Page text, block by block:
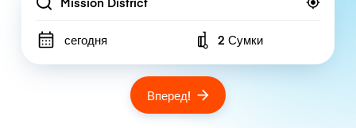
Location
сегодня Number of bags
2 Сумки
Вперед!